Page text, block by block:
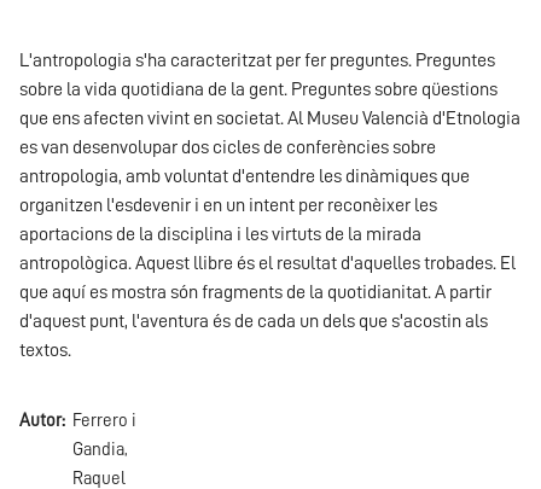
L'antropologia s'ha caracteritzat per fer preguntes. Preguntes
sobre la vida quotidiana de la gent. Preguntes sobre qüestions
que ens afecten vivint en societat. Al Museu Valencià d'Etnologia
es van desenvolupar dos cicles de conferències sobre
antropologia, amb voluntat d'entendre les dinàmiques que
organitzen l'esdevenir i en un intent per reconèixer les
aportacions de la disciplina i les virtuts de la mirada
antropològica. Aquest llibre és el resultat d'aquelles trobades. El
que aquí es mostra són fragments de la quotidianitat. A partir
d'aquest punt, l'aventura és de cada un dels que s'acostin als
textos.
Autor
Ferrero i
Gandia,
Raquel